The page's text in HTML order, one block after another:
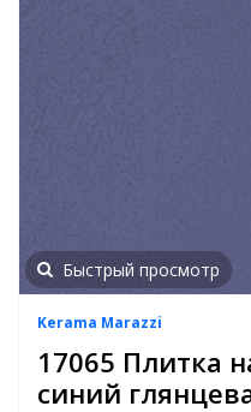
Быстрый просмотр
Kerama Marazzi
17065 Плитка
синий